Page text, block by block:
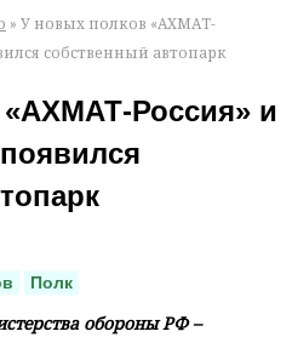
» У новых полков «АХМАТ-
собственный автопарк
Россия» и
Полк
обороны РФ –